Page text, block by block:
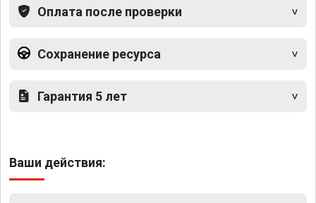
Оплата после проверки
Сохранение ресурса
Гарантия 5 лет
Ваши действия: